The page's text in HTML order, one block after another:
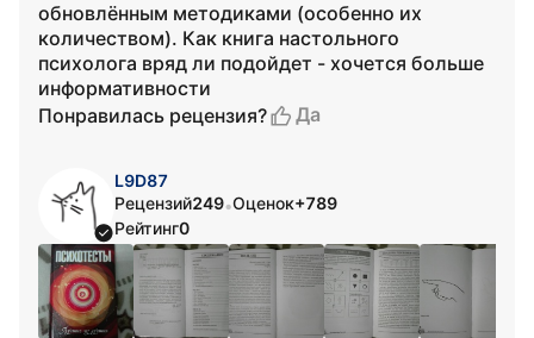
обновлённым методиками (особенно их
количеством). Как книга настольного
психолога вряд ли подойдет - хочется больше
информативности
Понравилась рецензия?
Да
L9D87
Рецензий249•Оценок+789
Рейтинг0